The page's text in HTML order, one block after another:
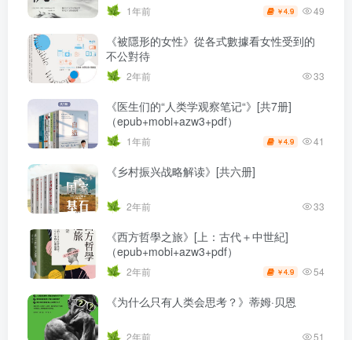
1年前 ￥4.9 49
《被隱形的女性》從各式數據看女性受到的
不公對待
2年前 33
《医生们的“人类学观察笔记“》[共7册]
（epub+mobi+azw3+pdf）
1年前 ￥4.9 41
《乡村振兴战略解读》[共六册]
2年前 33
《西方哲學之旅》[上：古代＋中世紀]
（epub+mobi+azw3+pdf）
2年前 ￥4.9 54
《为什么只有人类会思考？》蒂姆·贝恩
2年前 51